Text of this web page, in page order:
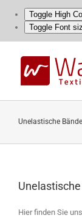
Toggle High
Toggle Font
content
Unelastische
Hier finden Sie